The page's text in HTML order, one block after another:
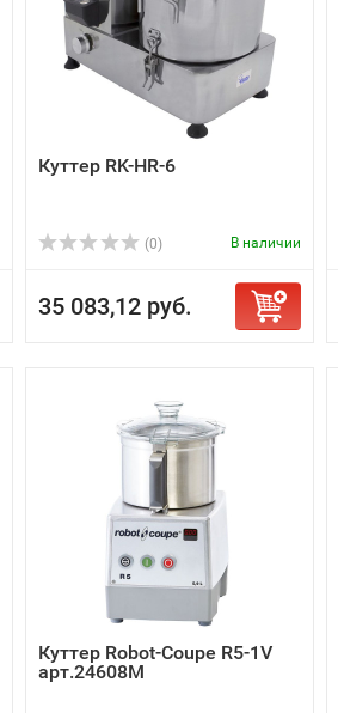
Куттер RK-HR-6
(0) В наличии
35 083,12 руб.
Куттер Robot-Coupe R5-1V
арт.24608M